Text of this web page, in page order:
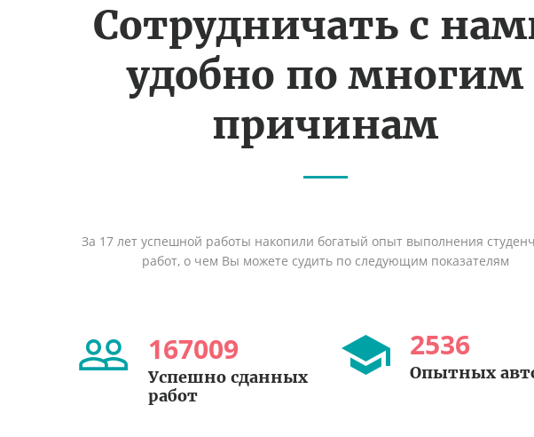
Сотрудничать с
удобно по многим
причинам
За 17 лет успешной работы накопили богатый опыт выполнения
работ, о чем Вы можете судить по следующим показателям
167009
Успешно сданных
работ
2536
Опытных